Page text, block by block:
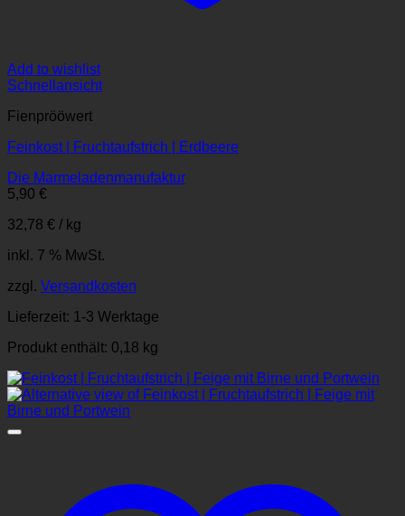
Add to wishlist
Schnellansicht
Fienprööwert
Feinkost | Fruchtaufstrich | Erdbeere
Die Marmeladenmanufaktur
5,90 €
32,78 € / kg
inkl. 7 % MwSt.
zzgl. Versandkosten
Lieferzeit: 1-3 Werktage
Produkt enthält: 0,18 kg